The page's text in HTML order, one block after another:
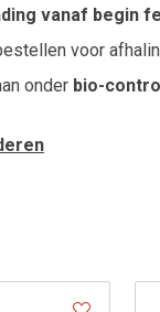
vanaf begin
voor
onder bio-